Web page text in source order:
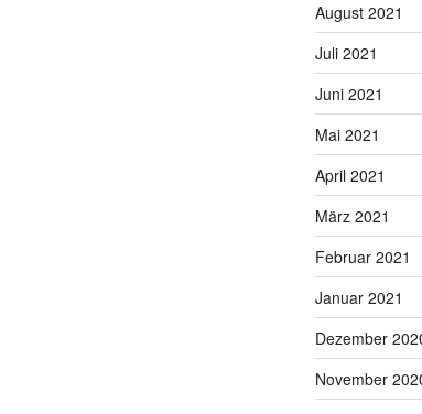
August 2021
Juli 2021
Juni 2021
Mai 2021
April 2021
März 2021
Februar 2021
Januar 2021
Dezember
November